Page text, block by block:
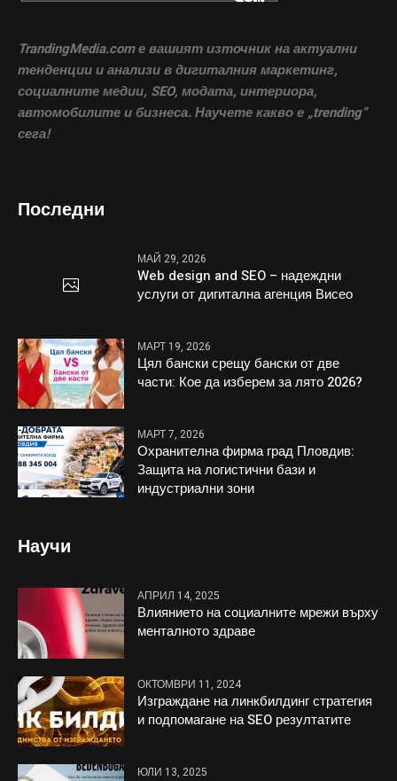
TrandingMedia.com е вашият източник на актуални
тенденции и анализи в дигиталния маркетинг,
социалните медии, SEO, модата, интериора,
автомобилите и бизнеса. Научете какво е „trending“
сега!
Последни
МАЙ 29, 2026
Web design and SEO – надеждни
услуги от дигитална агенция Висео
МАРТ 19, 2026
Цял бански срещу бански от две
части: Кое да изберем за лято 2026?
МАРТ 7, 2026
Охранителна фирма град Пловдив:
Защита на логистични бази и
индустриални зони
Научи
АПРИЛ 14, 2025
Влиянието на социалните мрежи върху
менталното здраве
ОКТОМВРИ 11, 2024
Изграждане на линкбилдинг стратегия
и подпомагане на SEO резултатите
ЮЛИ 13, 2025